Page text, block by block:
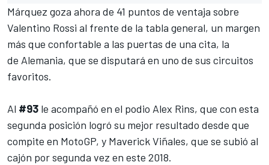
Márquez goza ahora de 41 puntos de ventaja sobre
Valentino Rossi al frente de la tabla general, un margen
más que confortable a las puertas de una cita, la
de Alemania, que se disputará en uno de sus circuitos
favoritos.
Al #93 le acompañó en el podio Alex Rins, que con esta
segunda posición logró su mejor resultado desde que
compite en MotoGP, y Maverick Viñales, que se subió al
cajón por segunda vez en este 2018.